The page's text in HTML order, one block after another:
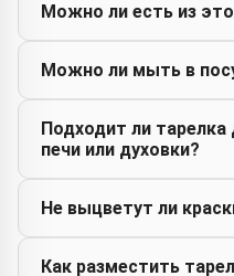
Можно ли есть из
Можно ли мыть в
Подходит ли
печи или духовки?
Не выцветут ли
Как разместить